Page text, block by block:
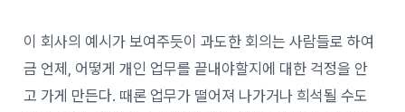
이 회사의 예시가 보여주듯이 과도한 회의는 사람들로 하여
금 언제, 어떻게 개인 업무를 끝내야할지에 대한 걱정을 안
고 가게 만든다. 때론 업무가 떨어져 나가거나 희석될 수도